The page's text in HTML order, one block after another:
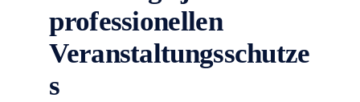
professionellen
Veranstaltungsschutze
s